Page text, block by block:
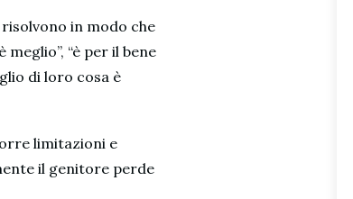
in modo che
“è per il bene
di loro cosa è
limitazioni e
il genitore perde